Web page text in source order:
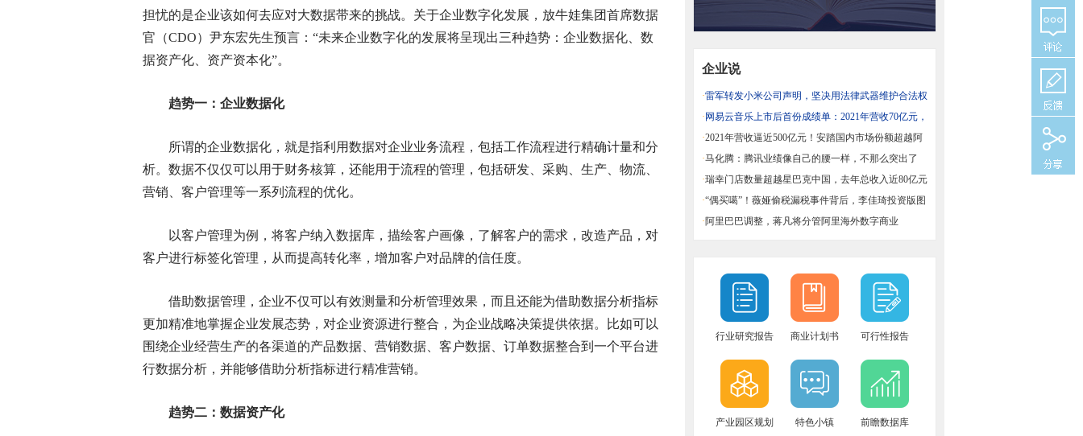
担忧的是企业该如何去应对大数据带来的挑战。关于企业数字化发展，放牛娃集团首席数据
官（CDO）尹东宏先生预言：“未来企业数字化的发展将呈现出三种趋势：企业数据化、数
据资产化、资产资本化”。
趋势一：企业数据化
所谓的企业数据化，就是指利用数据对企业业务流程，包括工作流程进行精确计量和分
析。数据不仅仅可以用于财务核算，还能用于流程的管理，包括研发、采购、生产、物流、
营销、客户管理等一系列流程的优化。
以客户管理为例，将客户纳入数据库，描绘客户画像，了解客户的需求，改造产品，对
客户进行标签化管理，从而提高转化率，增加客户对品牌的信任度。
借助数据管理，企业不仅可以有效测量和分析管理效果，而且还能为借助数据分析指标
更加精准地掌握企业发展态势，对企业资源进行整合，为企业战略决策提供依据。比如可以
围绕企业经营生产的各渠道的产品数据、营销数据、客户数据、订单数据整合到一个平台进
行数据分析，并能够借助分析指标进行精准营销。
趋势二：数据资产化
企业说
·雷军转发小米公司声明，坚决用法律武器维护合法权
益
· 网易云音乐上市后首份成绩单：2021年营收70亿元，
同比增长43%
·2021年营收逼近500亿元！安踏国内市场份额超越阿
迪中国
·马化腾：腾讯业绩像自己的腰一样，不那么突出了
·瑞幸门店数量超越星巴克中国，去年总收入近80亿元
·“偶买噶”！薇娅偷税漏税事件背后，李佳琦投资版图
一览
·阿里巴巴调整，蒋凡将分管阿里海外数字商业
行业研究报告 商业计划书 可行性报告
产业园区规划 特色小镇 前瞻数据库